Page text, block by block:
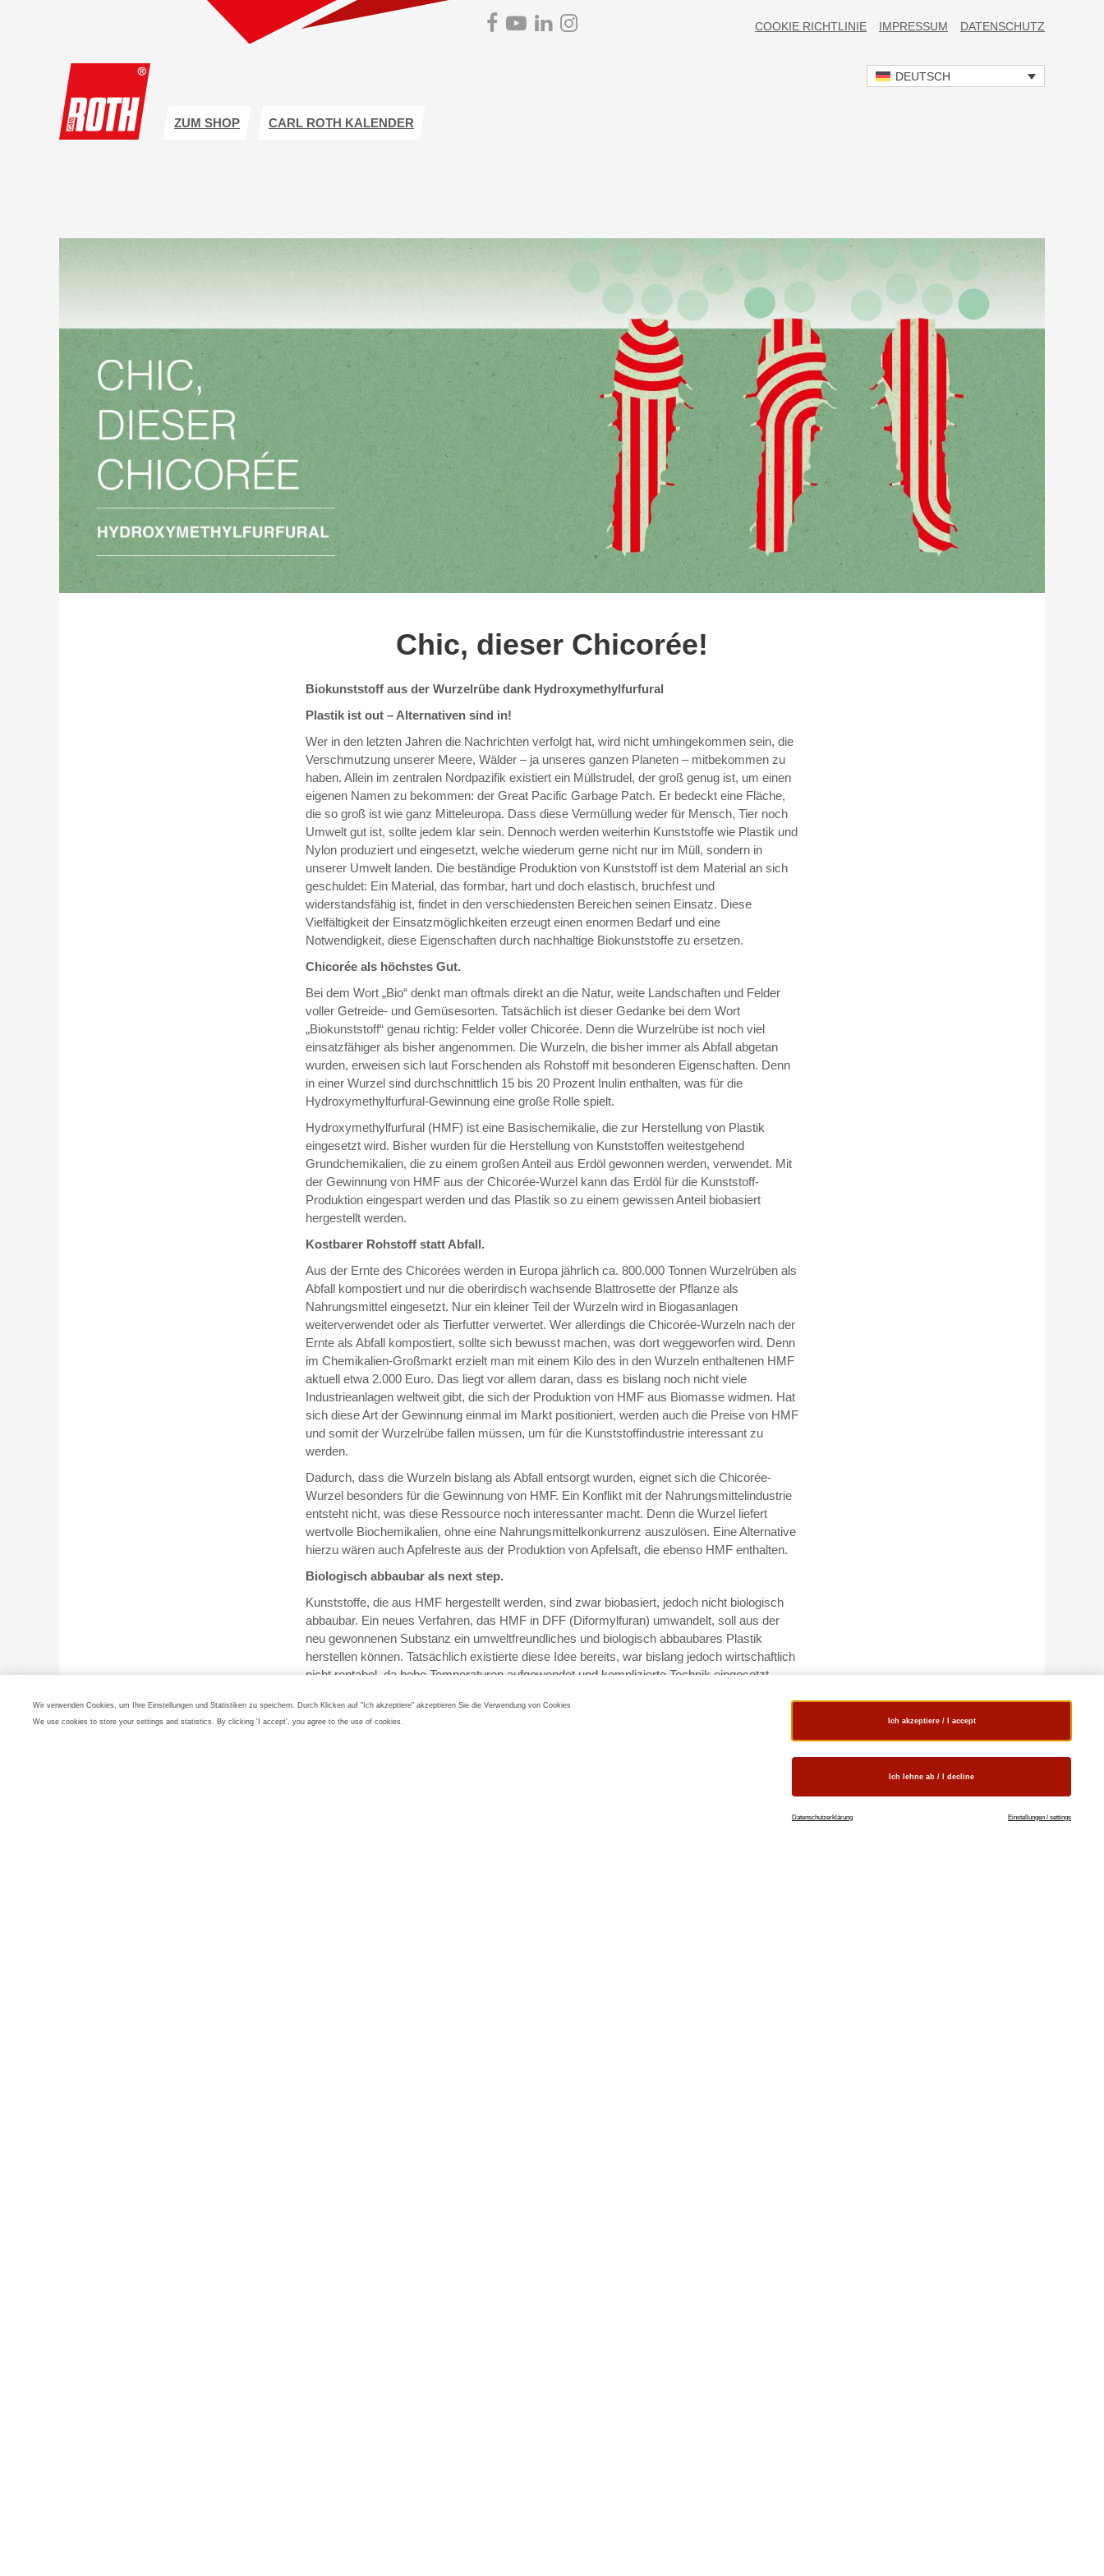
Wir verwenden Cookies, um Ihre Einstellungen und Statistiken zu speichern. Durch Klicken auf "Ich akzeptiere" akzeptieren Sie die Verwendung von Cookies
We use cookies to store your settings and statistics. By clicking 'I accept', you agree to the use of cookies.
Ich akzeptiere / I accept
Ich lehne ab / I decline
Datenschutzerklärung Einstellungen / settings
DATENSCHUTZ
IMPRESSUM
COOKIE RICHTLINIE
ZUM SHOP CARL ROTH KALENDER
DEUTSCH
Chic, dieser Chicorée!
Biokunststoff aus der Wurzelrübe dank Hydroxymethylfurfural
Plastik ist out – Alternativen sind in!
Wer in den letzten Jahren die Nachrichten verfolgt hat, wird nicht umhingekommen sein, die
Verschmutzung unserer Meere, Wälder – ja unseres ganzen Planeten – mitbekommen zu
haben. Allein im zentralen Nordpazifik existiert ein Müllstrudel, der groß genug ist, um einen
eigenen Namen zu bekommen: der Great Pacific Garbage Patch. Er bedeckt eine Fläche,
die so groß ist wie ganz Mitteleuropa. Dass diese Vermüllung weder für Mensch, Tier noch
Umwelt gut ist, sollte jedem klar sein. Dennoch werden weiterhin Kunststoffe wie Plastik und
Nylon produziert und eingesetzt, welche wiederum gerne nicht nur im Müll, sondern in
unserer Umwelt landen. Die beständige Produktion von Kunststoff ist dem Material an sich
geschuldet: Ein Material, das formbar, hart und doch elastisch, bruchfest und
widerstandsfähig ist, findet in den verschiedensten Bereichen seinen Einsatz. Diese
Vielfältigkeit der Einsatzmöglichkeiten erzeugt einen enormen Bedarf und eine
Notwendigkeit, diese Eigenschaften durch nachhaltige Biokunststoffe zu ersetzen.
Chicorée als höchstes Gut.
Bei dem Wort „Bio“ denkt man oftmals direkt an die Natur, weite Landschaften und Felder
voller Getreide- und Gemüsesorten. Tatsächlich ist dieser Gedanke bei dem Wort
„Biokunststoff“ genau richtig: Felder voller Chicorée. Denn die Wurzelrübe ist noch viel
einsatzfähiger als bisher angenommen. Die Wurzeln, die bisher immer als Abfall abgetan
wurden, erweisen sich laut Forschenden als Rohstoff mit besonderen Eigenschaften. Denn
in einer Wurzel sind durchschnittlich 15 bis 20 Prozent Inulin enthalten, was für die
Hydroxymethylfurfural-Gewinnung eine große Rolle spielt.
Hydroxymethylfurfural (HMF) ist eine Basischemikalie, die zur Herstellung von Plastik
eingesetzt wird. Bisher wurden für die Herstellung von Kunststoffen weitestgehend
Grundchemikalien, die zu einem großen Anteil aus Erdöl gewonnen werden, verwendet. Mit
der Gewinnung von HMF aus der Chicorée-Wurzel kann das Erdöl für die Kunststoff-
Produktion eingespart werden und das Plastik so zu einem gewissen Anteil biobasiert
hergestellt werden.
Kostbarer Rohstoff statt Abfall.
Aus der Ernte des Chicorées werden in Europa jährlich ca. 800.000 Tonnen Wurzelrüben als
Abfall kompostiert und nur die oberirdisch wachsende Blattrosette der Pflanze als
Nahrungsmittel eingesetzt. Nur ein kleiner Teil der Wurzeln wird in Biogasanlagen
weiterverwendet oder als Tierfutter verwertet. Wer allerdings die Chicorée-Wurzeln nach der
Ernte als Abfall kompostiert, sollte sich bewusst machen, was dort weggeworfen wird. Denn
im Chemikalien-Großmarkt erzielt man mit einem Kilo des in den Wurzeln enthaltenen HMF
aktuell etwa 2.000 Euro. Das liegt vor allem daran, dass es bislang noch nicht viele
Industrieanlagen weltweit gibt, die sich der Produktion von HMF aus Biomasse widmen. Hat
sich diese Art der Gewinnung einmal im Markt positioniert, werden auch die Preise von HMF
und somit der Wurzelrübe fallen müssen, um für die Kunststoffindustrie interessant zu
werden.
Dadurch, dass die Wurzeln bislang als Abfall entsorgt wurden, eignet sich die Chicorée-
Wurzel besonders für die Gewinnung von HMF. Ein Konflikt mit der Nahrungsmittelindustrie
entsteht nicht, was diese Ressource noch interessanter macht. Denn die Wurzel liefert
wertvolle Biochemikalien, ohne eine Nahrungsmittelkonkurrenz auszulösen. Eine Alternative
hierzu wären auch Apfelreste aus der Produktion von Apfelsaft, die ebenso HMF enthalten.
Biologisch abbaubar als next step.
Kunststoffe, die aus HMF hergestellt werden, sind zwar biobasiert, jedoch nicht biologisch
abbaubar. Ein neues Verfahren, das HMF in DFF (Diformylfuran) umwandelt, soll aus der
neu gewonnenen Substanz ein umweltfreundliches und biologisch abbaubares Plastik
herstellen können. Tatsächlich existierte diese Idee bereits, war bislang jedoch wirtschaftlich
nicht rentabel, da hohe Temperaturen aufgewendet und komplizierte Technik eingesetzt
neue Kunststoffbaustein energieeffizient und kostengünstig herstellen, was bei Forschenden
vielversprechende Zukunftsaussichten auslöst.